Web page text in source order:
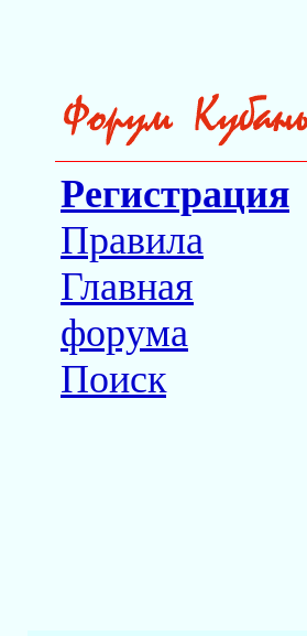
Регистрация
Правила
Главная
форума
Поиск